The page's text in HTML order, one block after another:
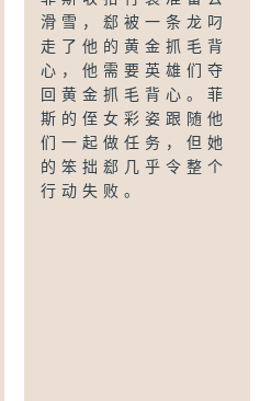
滑雪，郄被一条龙叼
走了他的黄金抓毛背
心，他需要英雄们夺
回黄金抓毛背心。菲
斯的侄女彩姿跟随他
们一起做任务，但她
的笨拙郄几乎令整个
行动失败。